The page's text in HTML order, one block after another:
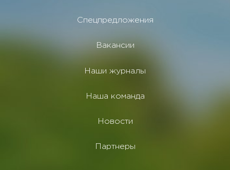
Спецпредложения
Вакансии
Наши журналы
Наша команда
Новости
Партнеры